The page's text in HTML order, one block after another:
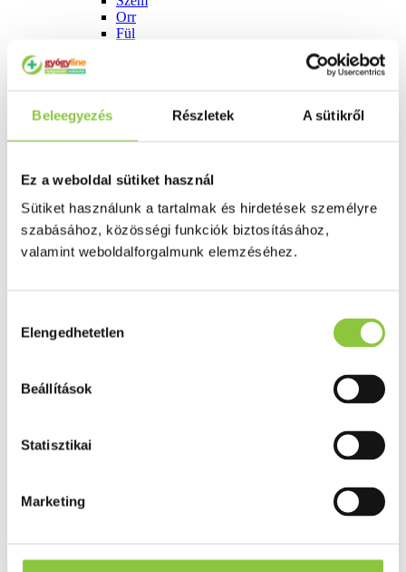
Beleegyezés Részletek A sütikről
Ez a weboldal sütiket használ
Sütiket használunk a tartalmak és hirdetések személyre
szabásához, közösségi funkciók biztosításához,
valamint weboldalforgalmunk elemzéséhez.
kiválasztása
Elengedhetetlen
Beállítások
Statisztikai
Marketing
Orr
Fül
Női problémák
Terhességi tesztek
Férfi problémák
Potencia
Szív és érrrendszer
Aranyér
Visszér
Í́nygyulladás
Könyvek